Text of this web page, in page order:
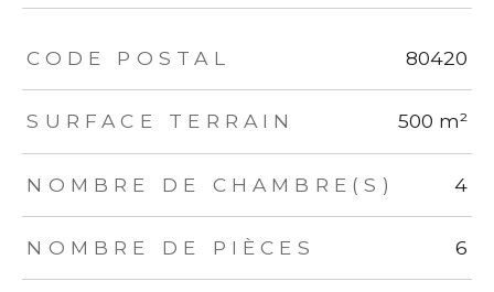
TRAD_ZEPHYR_Caracteristique TRAD_ZEPHYR_Valeurs
CODE POSTAL 80420
SURFACE TERRAIN 500 m²
NOMBRE DE CHAMBRE(S) 4
NOMBRE DE PIÈCES 6